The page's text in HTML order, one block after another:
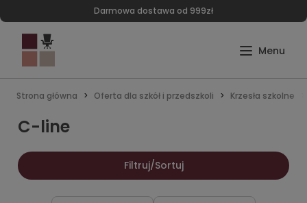
Darmowa dostawa od 999zł
Strona główna Oferta dla szkół i przedszkoli Krzesła szkolne
C-line
Filtruj/Sortuj